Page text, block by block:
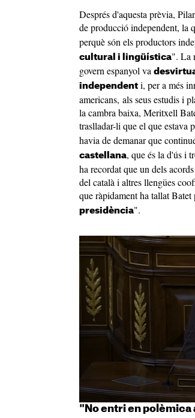
Després d'aquesta prèvia,
de producció independent, la
perquè són els productors
cultural i lingüística". La
govern espanyol va
independent i, per a més
americans, als seus estudis i
la cambra baixa, Meritxell
traslladar-li que el que estava
havia de demanar que
castellana, que és la d'ús i
ha recordat que un dels
del català i altres llengües
que ràpidament ha tallat
presidència".
"No entri en polèmica